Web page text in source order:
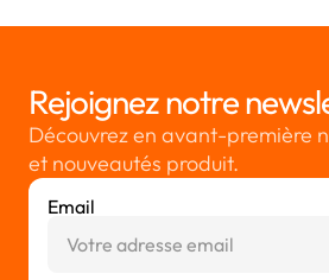
Rejoignez notre
Découvrez en avant-première
et nouveautés produit.
Email